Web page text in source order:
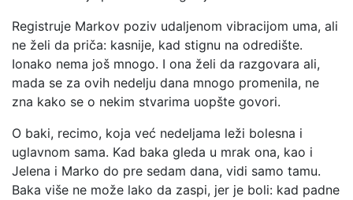
Registruje Markov poziv udaljenom vibracijom uma, ali
ne želi da priča: kasnije, kad stignu na odredište.
Ionako nema još mnogo. I ona želi da razgovara ali,
mada se za ovih nedelju dana mnogo promenila, ne
zna kako se o nekim stvarima uopšte govori.
O baki, recimo, koja već nedeljama leži bolesna i
uglavnom sama. Kad baka gleda u mrak ona, kao i
Jelena i Marko do pre sedam dana, vidi samo tamu.
Baka više ne može lako da zaspi, jer je boli: kad padne